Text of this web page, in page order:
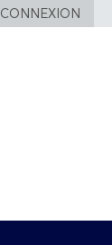
CONNEXION